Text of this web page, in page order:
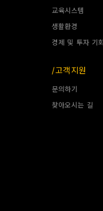
교육시스템
생활환경
경제 및 투자 기회
/고객지원
문의하기
찾아오시는 길